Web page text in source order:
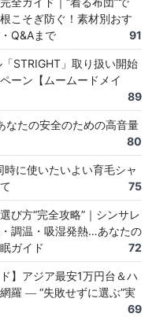
こそぎ防ぐ！素材別おす
Q&Aまで
91
STRIGHT」取り扱い開始
ーン【ムームードメイ
89
なたの安全のための高音量
80
に使いたいよい育毛シャ
75
び方“完全攻略”｜シンサレ
調温・吸湿発熱…あなたの
ガイド
72
】アジア最安1万円台＆ハ
羅 ― “失敗せずに選ぶ”実
69